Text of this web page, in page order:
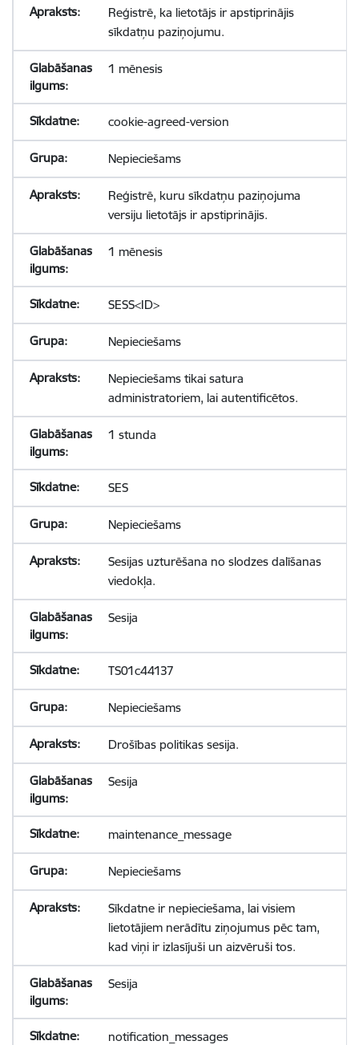
Reģistrē, ka lietotājs ir apstiprinājis
sīkdatņu paziņojumu.
1 mēnesis
cookie-agreed-version
Nepieciešams
Reģistrē, kuru sīkdatņu paziņojuma
versiju lietotājs ir apstiprinājis.
1 mēnesis
SESS<ID>
Nepieciešams
Nepieciešams tikai satura
administratoriem, lai autentificētos.
1 stunda
SES
Nepieciešams
Sesijas uzturēšana no slodzes dalīšanas
viedokļa.
Sesija
TS01c44137
Nepieciešams
Drošības politikas sesija.
Sesija
maintenance_message
Nepieciešams
Sīkdatne ir nepieciešama, lai visiem
lietotājiem nerādītu ziņojumus pēc tam,
kad viņi ir izlasījuši un aizvēruši tos.
Sesija
notification_messages